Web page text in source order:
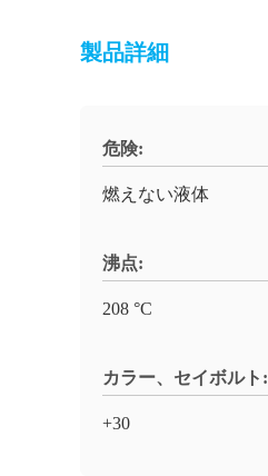
製品詳細
危険:
燃えない液体
沸点:
208 °C
カラー、セイボルト:
+30